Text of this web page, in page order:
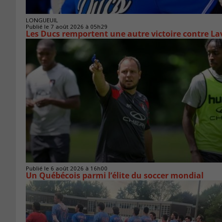
LONGUEUIL
Publié le 7 août 2026 à 05h29
Les Ducs remportent une autre victoire contre
Publié le 6 août 2026 à 16h00
Un Québécois parmi l’élite du soccer mondial